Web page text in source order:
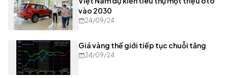
vào 2030
24/09/24
Giá vàng thế giới tiếp tục chuỗi tăng
24/09/24